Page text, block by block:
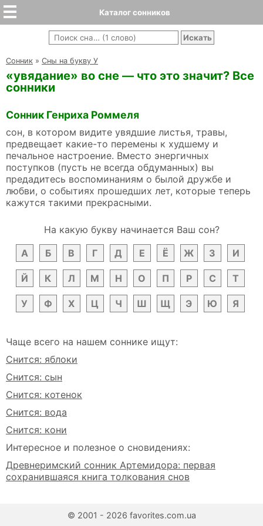
Каталог сонников
Cонник » Сны на букву У
«увядание» во сне — что это значит? Все
сонники
Сонник Генриха Роммеля
сон, в котором видите увядшие листья, травы,
предвещает какие-то перемены к худшему и
печальное настроение. Вместо энергичных
поступков (пусть не всегда обдуманных) вы
предадитесь воспоминаниям о былой дружбе и
любви, о событиях прошедших лет, которые теперь
кажутся такими прекрасными.
На какую букву начинается Ваш сон?
А
Б В Г Д Е Ё Ж З И
Й К Л М Н О П Р С Т
У Ф Х Ц Ч Ш Щ Э Ю Я
Чаще всего на нашем соннике ищут:
Снится: яблоки
Снится: сын
Снится: котенок
Снится: вода
Снится: кони
Интересное и полезное о сновидениях:
Древнеримский сонник Артемидора: первая
сохранившаяся книга толкования снов
© 2001 - 2026 favorites.com.ua